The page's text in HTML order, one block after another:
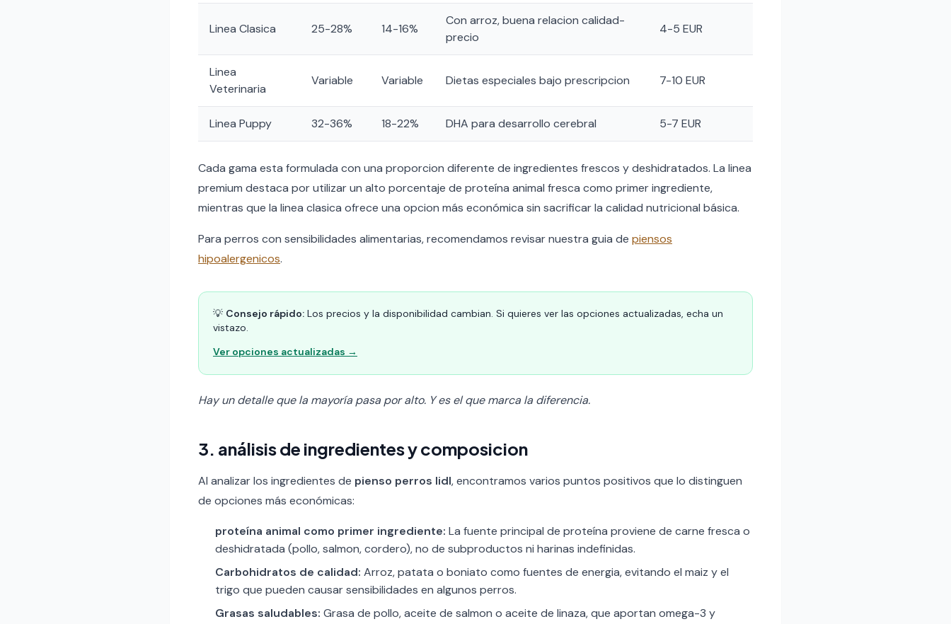
Linea Clasica 25-28% 14-16%
Con arroz, buena relacion calidad-
precio
4-5 EUR
Linea
Veterinaria
Variable Variable Dietas especiales bajo prescripcion 7-10 EUR
Linea Puppy 32-36% 18-22% DHA para desarrollo cerebral 5-7 EUR
Cada gama esta formulada con una proporcion diferente de ingredientes frescos y deshidratados. La linea
premium destaca por utilizar un alto porcentaje de proteína animal fresca como primer ingrediente,
mientras que la linea clasica ofrece una opcion más económica sin sacrificar la calidad nutricional básica.
Para perros con sensibilidades alimentarias, recomendamos revisar nuestra guia de piensos
hipoalergenicos.
💡 Consejo rápido: Los precios y la disponibilidad cambian. Si quieres ver las opciones actualizadas, echa un
vistazo.
Ver opciones actualizadas →
Hay un detalle que la mayoría pasa por alto. Y es el que marca la diferencia.
3. análisis de ingredientes y composicion
Al analizar los ingredientes de pienso perros lidl, encontramos varios puntos positivos que lo distinguen
de opciones más económicas:
proteína animal como primer ingrediente: La fuente principal de proteína proviene de carne fresca o
deshidratada (pollo, salmon, cordero), no de subproductos ni harinas indefinidas.
Carbohidratos de calidad: Arroz, patata o boniato como fuentes de energia, evitando el maiz y el
trigo que pueden causar sensibilidades en algunos perros.
Grasas saludables: Grasa de pollo, aceite de salmon o aceite de linaza, que aportan omega-3 y